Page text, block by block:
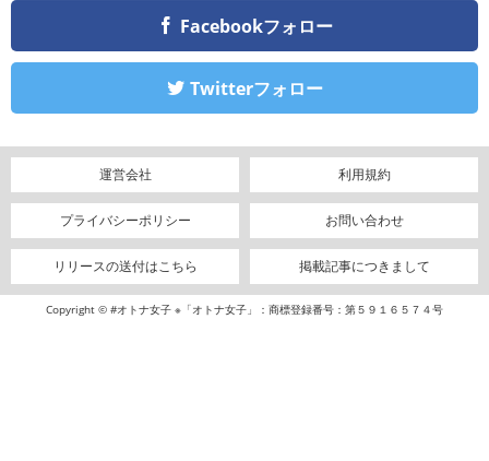
Facebookフォロー
Twitterフォロー
運営会社 利用規約
プライバシーポリシー お問い合わせ
リリースの送付はこちら 掲載記事につきまして
Copyright © #オトナ女子 ※「オトナ女子」：商標登録番号：第５９１６５７４号